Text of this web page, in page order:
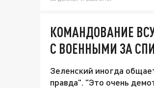
КОМАНДОВАНИЕ
С ВОЕННЫМИ ЗА
Зеленский иногда
правда". "Это очень